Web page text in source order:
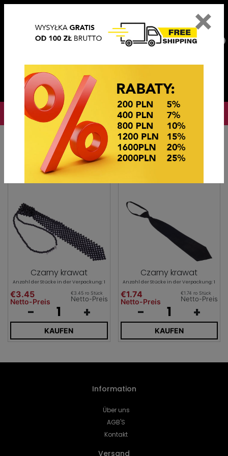
OKAZJE CENOWE
Bijouterie Krawaty
Czarny krawat
Anzahl der Stücke in der Verpackung: 1
€3.45
Netto-Preis
€3.45 ro Stück
Netto-Preis
- +
KAUFEN
Czarny krawat
Anzahl der Stücke in der Verpackung: 1
€1.74
Netto-Preis
€1.74 ro Stück
Netto-Preis
- +
KAUFEN
Information
Über uns
AGB'S
Kontakt
Versand
×